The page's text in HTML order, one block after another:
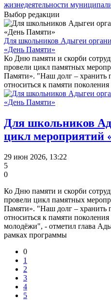
жизнедеятельности
Выбор редакции
Для школьников Адыгеи
«День Памяти»
Ко Дню памяти и скорби
провели цикл памятных
Памяти». "Наш долг – хранить
относиться к памяти поколения
Для школьников
цикл мероприятий
29 июн 2026, 13:22
5
0
Ко Дню памяти и скорби
провели цикл памятных
Памяти». "Наш долг – хранить
относиться к памяти
молодёжи", - отметил глава
рамках программы
0
1
2
3
4
5